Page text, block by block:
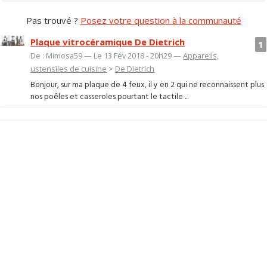
Pas trouvé ? Posez votre question à la communauté
1
Plaque vitrocéramique De Dietrich
De : Mimosa59 — Le 13 Fév 2018 - 20h29 —Appareils,
ustensiles de cuisine > De Dietrich
Bonjour, sur ma plaque de 4 feux, il y en 2 qui ne reconnaissent plus
nos poêles et casseroles pourtant le tactile ...